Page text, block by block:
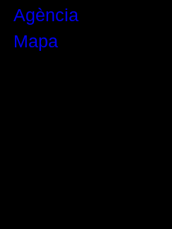
Agència
Mapa